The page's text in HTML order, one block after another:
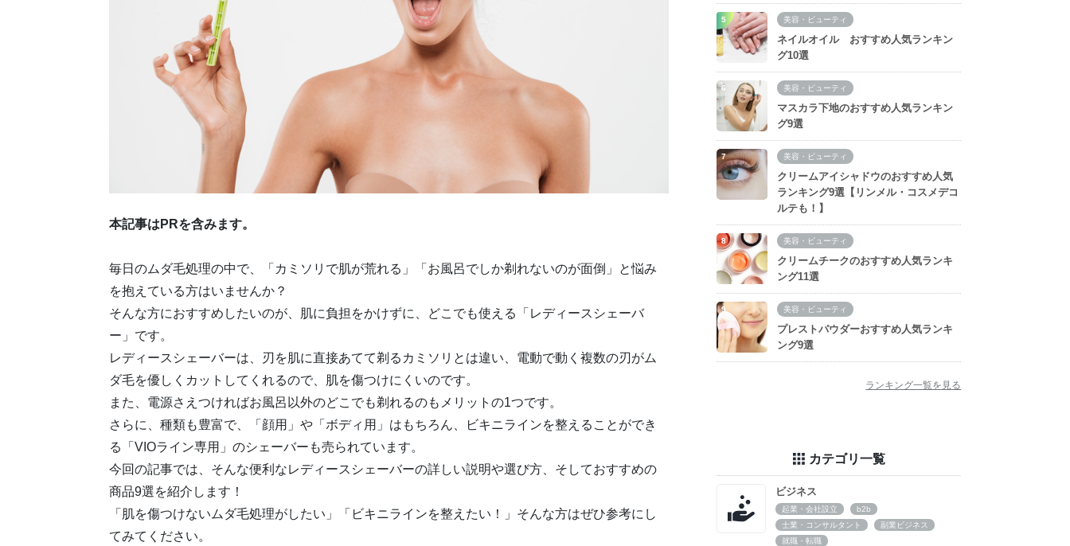
本記事はPRを含みます。
毎日のムダ毛処理の中で、「カミソリで肌が荒れる」「お風呂でしか剃れないのが面倒」と悩み
を抱えている方はいませんか？
そんな方におすすめしたいのが、肌に負担をかけずに、どこでも使える「レディースシェーバ
ー」です。
レディースシェーバーは、刃を肌に直接あてて剃るカミソリとは違い、電動で動く複数の刃がム
ダ毛を優しくカットしてくれるので、肌を傷つけにくいのです。
また、電源さえつければお風呂以外のどこでも剃れるのもメリットの1つです。
さらに、種類も豊富で、「顔用」や「ボディ用」はもちろん、ビキニラインを整えることができ
る「VIOライン専用」のシェーバーも売られています。
今回の記事では、そんな便利なレディースシェーバーの詳しい説明や選び方、そしておすすめの
商品9選を紹介します！
「肌を傷つけないムダ毛処理がしたい」「ビキニラインを整えたい！」そんな方はぜひ参考にし
てみてください。
美容・ビューティ
ネイルオイル おすすめ人気ランキン
グ10選
美容・ビューティ
マスカラ下地のおすすめ人気ランキン
グ9選
美容・ビューティ
クリームアイシャドウのおすすめ人気
ランキング9選【リンメル・コスメデコ
ルテも！】
美容・ビューティ
クリームチークのおすすめ人気ランキ
ング11選
美容・ビューティ
プレストパウダーおすすめ人気ランキ
ング9選
ランキング一覧を見る
カテゴリ一覧
ビジネス
起業・会社設立
b2b
士業・コンサルタント
副業ビジネス
就職・転職